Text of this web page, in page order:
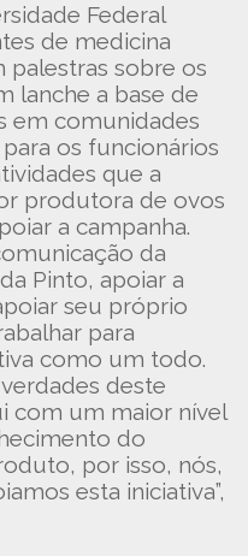
Federal
de medicina
palestras sobre os
lanche a base de
em comunidades
os funcionários
que a
produtora de ovos
a campanha.
da
Pinto, apoiar a
seu próprio
para
como um todo.
deste
com um maior nível
do
por isso, nós,
esta iniciativa”,